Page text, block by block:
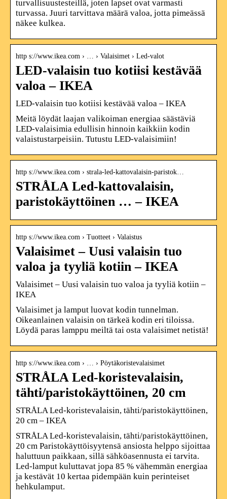
turvallisuustesteillä, joten lapset ovat varmasti
turvassa. Juuri tarvittava määrä valoa, jotta pimeässä
näkee kulkea.
http s://www.ikea.com › … › Valaisimet › Led-valot
LED-valaisin tuo kotiisi kestävää
valoa – IKEA
LED-valaisin tuo kotiisi kestävää valoa – IKEA
Meitä löydät laajan valikoiman energiaa säästäviä
LED-valaisimia edullisin hinnoin kaikkiin kodin
valaistustarpeisiin. Tutustu LED-valaisimiin!
http s://www.ikea.com › strala-led-kattovalaisin-paristok…
STRÅLA Led-kattovalaisin,
paristokäyttöinen … – IKEA
http s://www.ikea.com › Tuotteet › Valaistus
Valaisimet – Uusi valaisin tuo
valoa ja tyyliä kotiin – IKEA
Valaisimet – Uusi valaisin tuo valoa ja tyyliä kotiin –
IKEA
Valaisimet ja lamput luovat kodin tunnelman.
Oikeanlainen valaisin on tärkeä kodin eri tiloissa.
Löydä paras lamppu meiltä tai osta valaisimet netistä!
http s://www.ikea.com › … › Pöytäkoristevalaisimet
STRÅLA Led-koristevalaisin,
tähti/paristokäyttöinen, 20 cm
STRÅLA Led-koristevalaisin, tähti/paristokäyttöinen,
20 cm – IKEA
STRÅLA Led-koristevalaisin, tähti/paristokäyttöinen,
20 cm Paristokäyttöisyytensä ansiosta helppo sijoittaa
haluttuun paikkaan, sillä sähköasennusta ei tarvita.
Led-lamput kuluttavat jopa 85 % vähemmän energiaa
ja kestävät 10 kertaa pidempään kuin perinteiset
hehkulamput.